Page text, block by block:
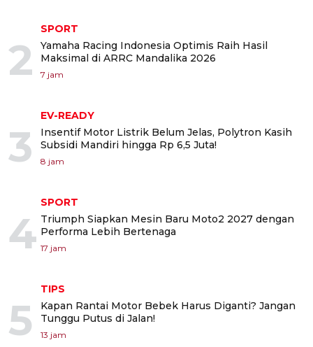
2
SPORT
Yamaha Racing Indonesia Optimis Raih Hasil
Maksimal di ARRC Mandalika 2026
7 jam
3
EV-READY
Insentif Motor Listrik Belum Jelas, Polytron Kasih
Subsidi Mandiri hingga Rp 6,5 Juta!
8 jam
4
SPORT
Triumph Siapkan Mesin Baru Moto2 2027 dengan
Performa Lebih Bertenaga
17 jam
5
TIPS
Kapan Rantai Motor Bebek Harus Diganti? Jangan
Tunggu Putus di Jalan!
13 jam